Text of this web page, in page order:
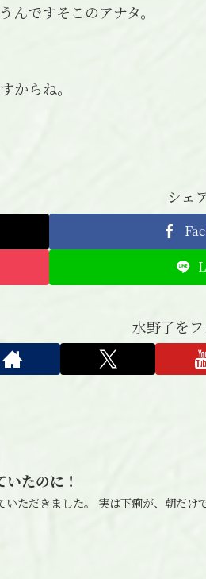
んですそこのアナタ。
からね。
シェ
水野了を
たのに！
ただきました。 実は下痢が、朝だけ